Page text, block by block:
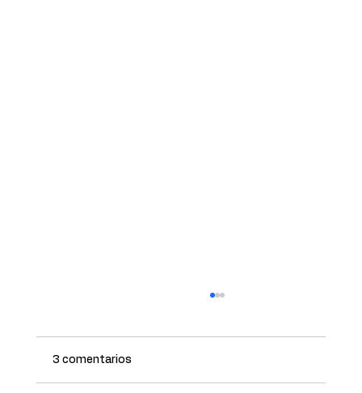
3 comentarios